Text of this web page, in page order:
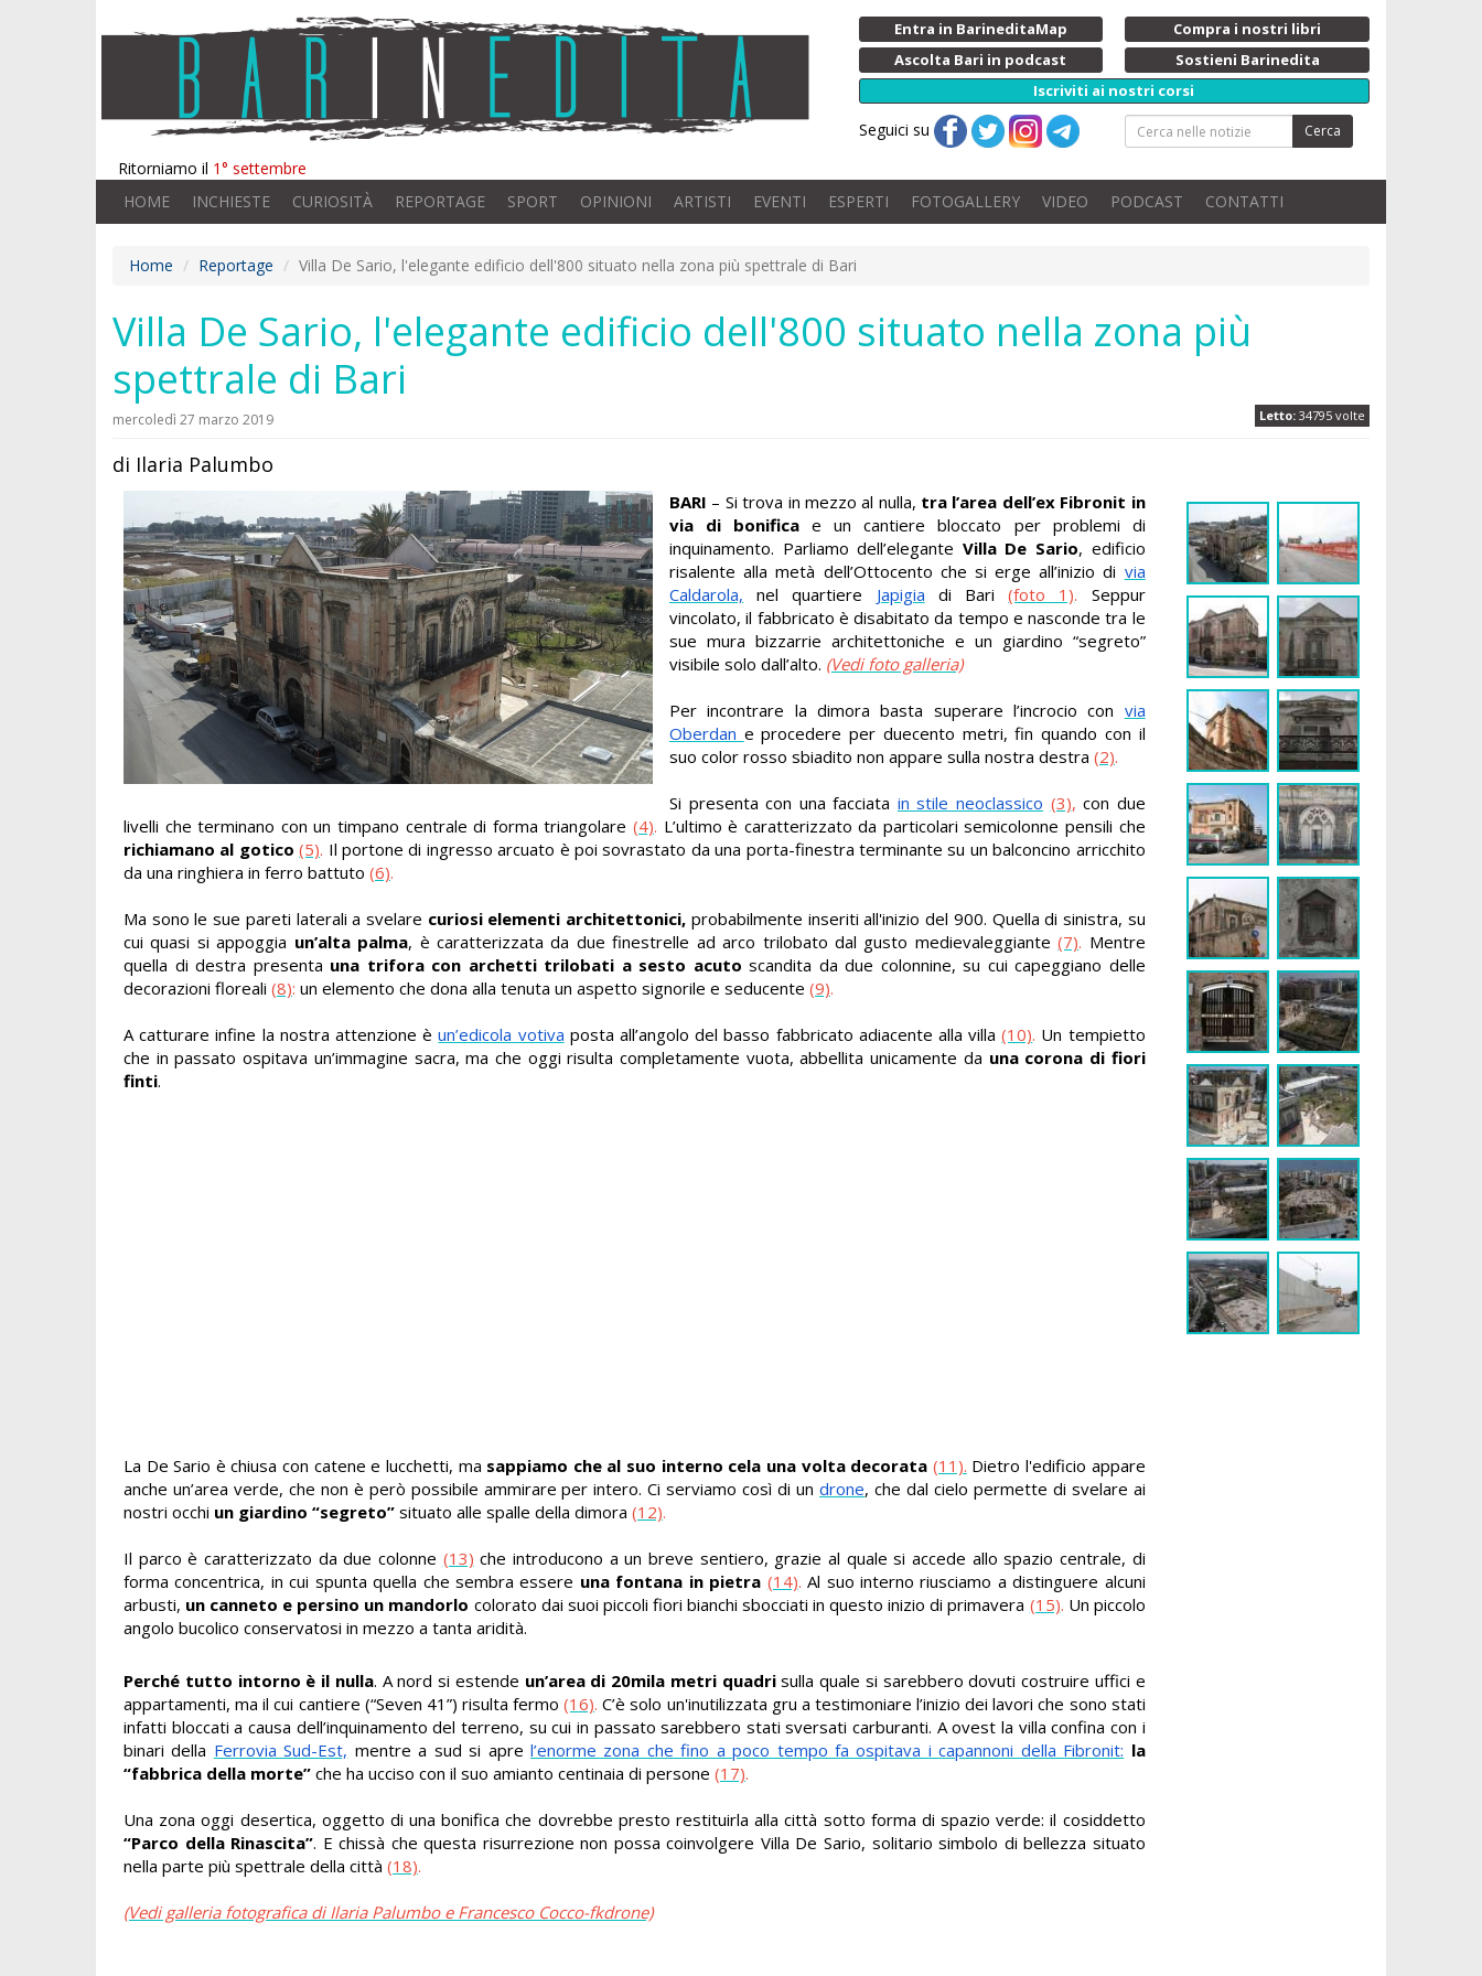
Ritorniamo il 1° settembre
Entra in BarineditaMap
Compra i nostri libri
Ascolta Bari in podcast
Sostieni Barinedita
Iscriviti ai nostri corsi
Seguici su Cerca
HOME INCHIESTE CURIOSITÀ REPORTAGE SPORT OPINIONI ARTISTI EVENTI ESPERTI FOTOGALLERY VIDEO PODCAST CONTATTI
Home Reportage Villa De Sario, l'elegante edificio dell'800 situato nella zona più spettrale di Bari
Villa De Sario, l'elegante edificio dell'800 situato nella zona più
spettrale di Bari
Letto: 34795 volte
mercoledì 27 marzo 2019
di Ilaria Palumbo
BARI – Si trova in mezzo al nulla, tra l’area dell’ex Fibronit in
via di bonifica e un cantiere bloccato per problemi di
inquinamento. Parliamo dell’elegante Villa De Sario, edificio
risalente alla metà dell’Ottocento che si erge all’inizio di via
Caldarola, nel quartiere Japigia di Bari(foto 1). Seppur
vincolato, il fabbricato è disabitato da tempo e nasconde tra le
sue mura bizzarrie architettoniche e un giardino “segreto”
visibile solo dall’alto. (Vedi foto galleria)
Per incontrare la dimora basta superare l’incrocio con via
Oberdan e procedere per duecento metri, fin quando con il
suo color rosso sbiadito non appare sulla nostra destra (2).
Si presenta con una facciata in stile neoclassico (3), con due
livelli che terminano con un timpano centrale di forma triangolare (4). L’ultimo è caratterizzato da particolari semicolonne pensili che
richiamano al gotico (5). Il portone di ingresso arcuato è poi sovrastato da una porta-finestra terminante su un balconcino arricchito
da una ringhiera in ferro battuto (6).
Ma sono le sue pareti laterali a svelare curiosi elementi architettonici, probabilmente inseriti all'inizio del 900. Quella di sinistra, su
cui quasi si appoggia un’alta palma, è caratterizzata da due finestrelle ad arco trilobato dal gusto medievaleggiante(7). Mentre
quella di destra presenta una trifora con archetti trilobati a sesto acuto scandita da due colonnine, su cui capeggiano delle
decorazioni floreali (8): un elemento che dona alla tenuta un aspetto signorile e seducente (9).
A catturare infine la nostra attenzione èun’edicola votiva posta all’angolo del basso fabbricato adiacente alla villa(10). Un tempietto
che in passato ospitava un’immagine sacra, ma che oggi risulta completamente vuota, abbellita unicamente da una corona di fiori
finti.
La De Sario è chiusa con catene e lucchetti, ma sappiamo che al suo interno cela una volta decorata (11). Dietro l'edificio appare
anche un’area verde, che non è però possibile ammirare per intero. Ci serviamo così di undrone, che dal cielo permette di svelare ai
nostri occhi un giardino “segreto” situato alle spalle della dimora (12).
Il parco è caratterizzato da due colonne (13) che introducono a un breve sentiero, grazie al quale si accede allo spazio centrale, di
forma concentrica, in cui spunta quella che sembra essere una fontana in pietra (14). Al suo interno riusciamo a distinguere alcuni
arbusti, un canneto e persino un mandorlo colorato dai suoi piccoli fiori bianchi sbocciati in questo inizio di primavera (15). Un piccolo
angolo bucolico conservatosi in mezzo a tanta aridità.
Perché tutto intorno è il nulla. A nord si estende un’area di 20mila metri quadrisulla quale si sarebbero dovuti costruire uffici e
appartamenti, ma il cui cantiere (“Seven 41”) risulta fermo(16). C’è solo un'inutilizzata gru a testimoniare l’inizio dei lavori che sono stati
infatti bloccati a causa dell’inquinamento del terreno, su cui in passato sarebbero stati sversati carburanti. A ovest la villa confina con i
binari della Ferrovia Sud-Est, mentre a sud si apre l’enorme zona che fino a poco tempo fa ospitava i capannoni della Fibronit: la
“fabbrica della morte” che ha ucciso con il suo amianto centinaia di persone (17).
Una zona oggi desertica, oggetto di una bonifica che dovrebbe presto restituirla alla città sotto forma di spazio verde: il cosiddetto
“Parco della Rinascita”. E chissà che questa risurrezione non possa coinvolgere Villa De Sario, solitario simbolo di bellezza situato
nella parte più spettrale della città (18).
(Vedi galleria fotografica di Ilaria Palumbo e Francesco Cocco-fkdrone)